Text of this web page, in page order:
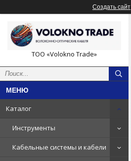
Создать сайт
ТОО «Volokno Trade»
Каталог
Инструменты
Кабельные системы и кабели